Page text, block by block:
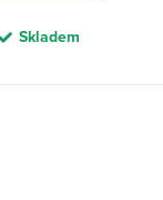
Skladem